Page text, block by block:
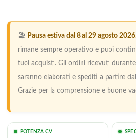
🏖️ Pausa estiva dal 8 al 29 agosto 2026.
rimane sempre operativo e puoi
tuoi acquisti. Gli ordini ricevuti
saranno elaborati e spediti a partire dal
Grazie per la comprensione e buone
POTENZA CV